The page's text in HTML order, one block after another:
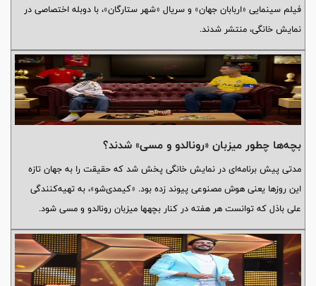
فیلم سینمایی «اربابان جهان» و سریال «شهر ستارگان»، با دوبله اختصاصی در
نمایش خانگی، منتشر شدند.
بچه‌ها چطور میزبان «رونالدو و مسی» شدند؟
مدتی پیش برنامه‌ای در نمایش خانگی پخش شد که حقیقت را به جهان تازه
این روزها یعنی هوش مصنوعی پیوند زده بود. «کیمدی‌شو»، به تهیه‌کنندگی
علی باذل که توانست هر هفته در کنار بچه‎ها میزبان رونالدو و مسی شود.